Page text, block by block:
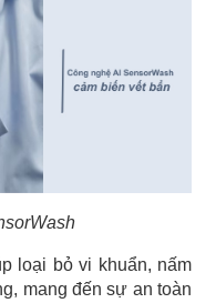
loại bỏ vi khuẩn, nấm
mang đến sự an toàn